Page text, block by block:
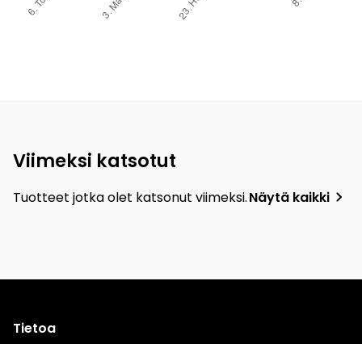
Viimeksi katsotut
Tuotteet jotka olet katsonut viimeksi.Näytä kaikki
Tietoa